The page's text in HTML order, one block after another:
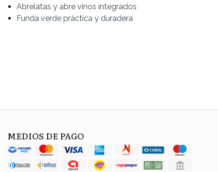
Abrelatas y abre vinos integrados
Funda verde práctica y duradera
MEDIOS DE PAGO